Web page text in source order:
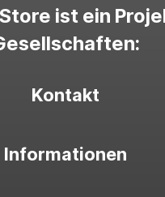
ist ein
Kontakt
Informationen